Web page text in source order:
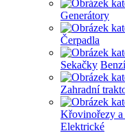
Generátory
Čerpadla
Sekačky
Zahradní
Křovinořezy a
Elektrické